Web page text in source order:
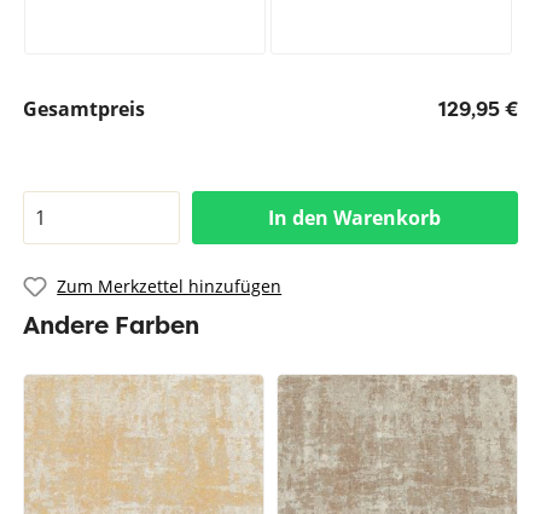
Gesamtpreis 129,95 €
In den Warenkorb
Zum Merkzettel hinzufügen
Andere Farben